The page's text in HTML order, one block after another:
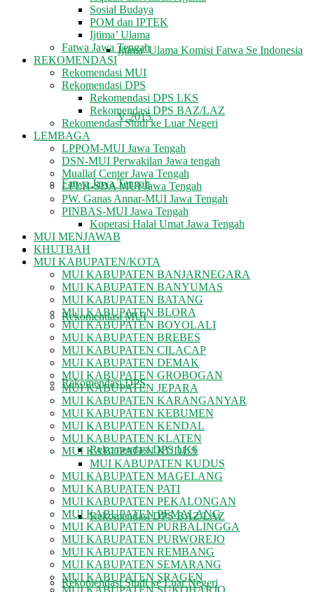
Ijtima’ Ulama Komisi Fatwa Se Indonesia
V 2015
Fatwa Jawa Tengah
REKOMENDASI
Rekomendasi MUI
Rekomendasi DPS
Rekomendasi DPS LKS
Rekomendasi DPS BAZ/LAZ
Rekomendasi Studi ke Luar Negeri
Sosial Budaya
POM dan IPTEK
Ijtima’ Ulama
Fatwa Jawa Tengah
REKOMENDASI
Rekomendasi MUI
Rekomendasi DPS
Rekomendasi DPS LKS
Rekomendasi DPS BAZ/LAZ
Rekomendasi Studi ke Luar Negeri
LEMBAGA
LPPOM-MUI Jawa Tengah
DSN-MUI Perwakilan Jawa tengah
Muallaf Center Jawa Tengah
LPLH-SDA MUI Jawa Tengah
PW. Ganas Annar-MUI Jawa Tengah
PINBAS-MUI Jawa Tengah
Koperasi Halal Umat Jawa Tengah
MUI MENJAWAB
KHUTBAH
MUI KABUPATEN/KOTA
MUI KABUPATEN BANJARNEGARA
MUI KABUPATEN BANYUMAS
MUI KABUPATEN BATANG
MUI KABUPATEN BLORA
MUI KABUPATEN BOYOLALI
MUI KABUPATEN BREBES
MUI KABUPATEN CILACAP
MUI KABUPATEN DEMAK
MUI KABUPATEN GROBOGAN
MUI KABUPATEN JEPARA
MUI KABUPATEN KARANGANYAR
MUI KABUPATEN KEBUMEN
MUI KABUPATEN KENDAL
MUI KABUPATEN KLATEN
MUI KABUPATEN KUDUS
MUI KABUPATEN KUDUS
MUI KABUPATEN MAGELANG
MUI KABUPATEN PATI
MUI KABUPATEN PEKALONGAN
MUI KABUPATEN PEMALANG
MUI KABUPATEN PURBALINGGA
MUI KABUPATEN PURWOREJO
MUI KABUPATEN REMBANG
MUI KABUPATEN SEMARANG
MUI KABUPATEN SRAGEN
MUI KABUPATEN SUKOHARJO